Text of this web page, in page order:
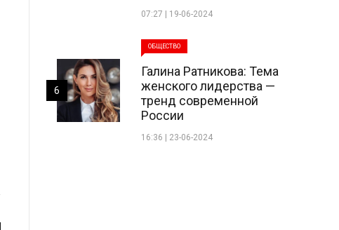
07:27 | 19-06-2024
ОБЩЕСТВО
Галина Ратникова: Тема
женского лидерства —
тренд современной
России
16:36 | 23-06-2024
6